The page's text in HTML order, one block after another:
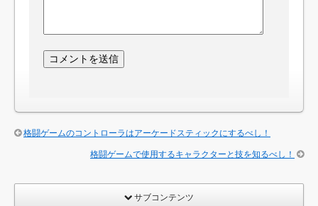
格闘ゲームのコントローラはアーケードスティックにするべし！
格闘ゲームで使用するキャラクターと技を知るべし！
サブコンテンツ